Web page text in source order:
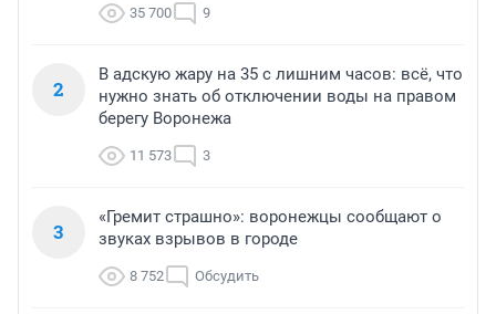
35 700 9
2
В адскую жару на 35 с лишним часов: всё, что
нужно знать об отключении воды на правом
берегу Воронежа
11 573 3
3
«Гремит страшно»: воронежцы сообщают о
звуках взрывов в городе
8 752 Обсудить